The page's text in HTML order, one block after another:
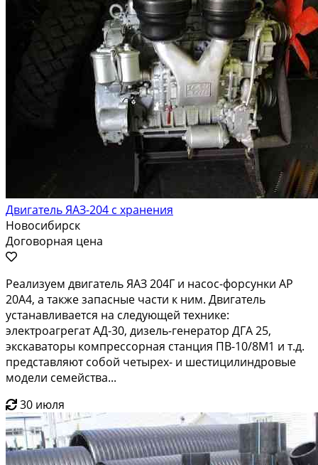
Двигатель ЯАЗ-204 с хранения
Новосибирск
Договорная цена
Реализуем двигатель ЯАЗ 204Г и насос-форсунки АР
20А4, а также запасные части к ним. Двигатель
устанавливается на следующей технике:
электроагрегат АД-30, дизель-генератор ДГА 25,
экскаваторы компрессорная станция ПВ-10/8М1 и т.д.
представляют собой четырех- и шестицилиндровые
модели семейства...
30 июля